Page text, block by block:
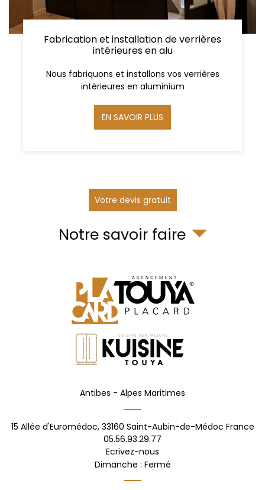
Fabrication et installation de verrières
intérieures en alu
Nous fabriquons et installons vos verrières
intérieures en aluminium
EN SAVOIR PLUS
Votre devis gratuit
Notre savoir faire
Antibes - Alpes Maritimes
15 Allée d'Euromédoc, 33160 Saint-Aubin-de-Médoc France
05.56.93.29.77
Ecrivez-nous
Dimanche : Fermé